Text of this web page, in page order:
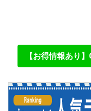
【お得情報あり